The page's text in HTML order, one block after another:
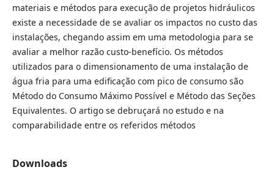
materiais e métodos para execução de projetos hidráulicos
existe a necessidade de se avaliar os impactos no custo das
instalações, chegando assim em uma metodologia para se
avaliar a melhor razão custo-benefício. Os métodos
utilizados para o dimensionamento de uma instalação de
água fria para uma edificação com pico de consumo são
Método do Consumo Máximo Possível e Método das Seções
Equivalentes. O artigo se debruçará no estudo e na
comparabilidade entre os referidos métodos
Downloads